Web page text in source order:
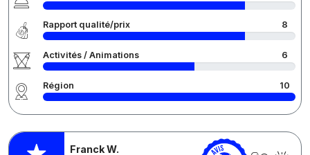
Rapport qualité/prix 8
Activités / Animations 6
Région 10
Franck W.